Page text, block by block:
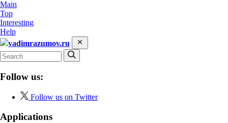
Main
Top
Interesting
Help
vadimrazumov.ru
Follow us:
Follow us on Twitter
Applications